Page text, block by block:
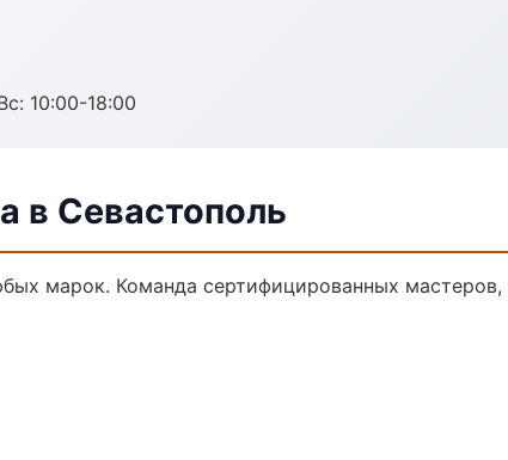
10:00-18:00
в Севастополь
марок. Команда сертифицированных мастеров,